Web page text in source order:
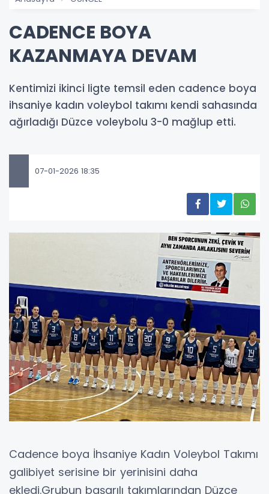
CADENCE BOYA
KAZANMAYA DEVAM
Kentimizi ikinci ligte temsil eden cadence boya
ihsaniye kadın voleybol takımı kendi sahasında
ağırladığı Düzce voleybolu 3-0 mağlup etti.
07-01-2026 18:35
Cadence boya İhsaniye Kadın Voleybol Takımı
galibiyet serisine bir yerinisini daha
ekledi.Grubun başarılı takımlarından Düzce